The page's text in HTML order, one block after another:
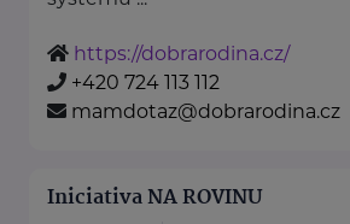
https://dobrarodina.cz/
+420 724 113 112
mamdotaz@dobrarodina.cz
Iniciativa NA ROVINU